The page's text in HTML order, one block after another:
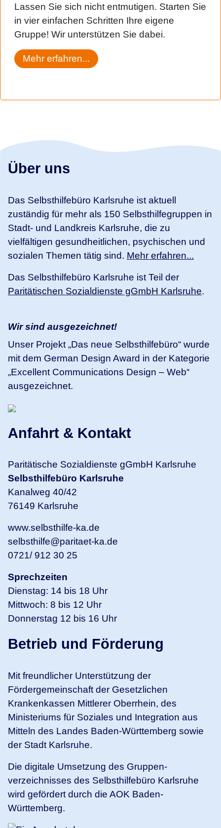
Lassen Sie sich nicht entmutigen. Starten Sie
in vier einfachen Schritten Ihre eigene
Gruppe! Wir unterstützen Sie dabei.
Mehr erfahren...
Über uns
Das Selbsthilfebüro Karlsruhe ist aktuell
zuständig für mehr als 150 Selbsthilfegruppen in
Stadt- und Landkreis Karlsruhe, die zu
vielfältigen gesundheitlichen, psychischen und
sozialen Themen tätig sind. Mehr erfahren...
Das Selbsthilfebüro Karlsruhe ist Teil der
Paritätischen Sozialdienste gGmbH Karlsruhe.
Wir sind ausgezeichnet!
Unser Projekt „Das neue Selbsthilfebüro“ wurde
mit dem German Design Award in der Kategorie
„Excellent Communications Design – Web“
ausgezeichnet.
Anfahrt & Kontakt
Paritätische Sozialdienste gGmbH Karlsruhe
Selbsthilfebüro Karlsruhe
Kanalweg 40/42
76149 Karlsruhe
www.selbsthilfe-ka.de
selbsthilfe@paritaet-ka.de
0721/ 912 30 25
Sprechzeiten
Dienstag: 14 bis 18 Uhr
Mittwoch: 8 bis 12 Uhr
Donnerstag 12 bis 16 Uhr
Betrieb und Förderung
Mit freundlicher Unterstützung der
Fördergemeinschaft der Gesetzlichen
Krankenkassen Mittlerer Oberrhein, des
Ministeriums für Soziales und Integration aus
Mitteln des Landes Baden-Württemberg sowie
der Stadt Karlsruhe.
Die digitale Umsetzung des Gruppen­
verzeichnisses des Selbsthilfebüro Karlsruhe
wird gefördert durch die AOK Baden-
Württemberg.